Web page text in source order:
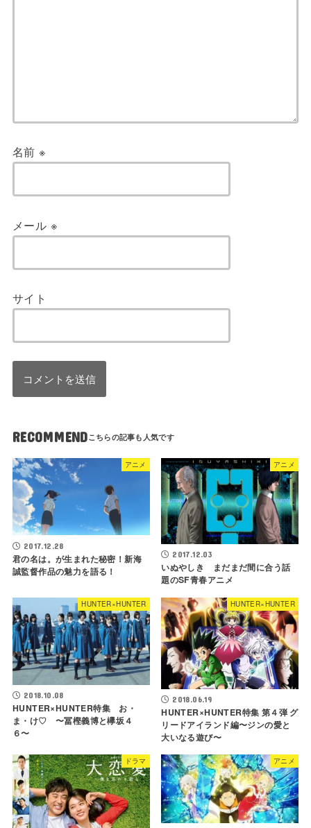
名前※
メール ※
サイト
RECOMMEND
アニメ
2017.12.28
君の名は。が生まれた秘密！新海
誠監督作品の魅力を語る！
アニメ
2017.12.03
いぬやしき まだまだ間に合う話
題のSF青春アニメ
HUNTER×HUNTER
2018.10.08
HUNTER×HUNTER特集 お・
ま・け♡ 〜冨樫義博と欅坂４
６〜
HUNTER×HUNTER
2018.06.19
HUNTER×HUNTER特集 第４弾 グ
リードアイランド編〜ジンの愛と
大いなる遊び〜
ドラマ アニメ